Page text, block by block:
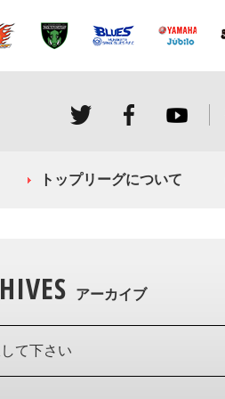
トップリーグについて
アーカイブ
て下さい